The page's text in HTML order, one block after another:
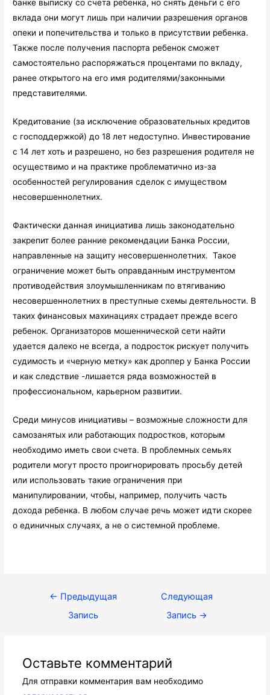
банке выписку со счета ребенка, но снять деньги с его
вклада они могут лишь при наличии разрешения органов
опеки и попечительства и только в присутствии ребенка.
Также после получения паспорта ребенок сможет
самостоятельно распоряжаться процентами по вкладу,
ранее открытого на его имя родителями/законными
представителями.
Кредитование (за исключение образовательных кредитов
с господдержкой) до 18 лет недоступно. Инвестирование
с 14 лет хоть и разрешено, но без разрешения родителя не
осуществимо и на практике проблематично из-за
особенностей регулирования сделок с имуществом
несовершеннолетних.
Фактически данная инициатива лишь законодательно
закрепит более ранние рекомендации Банка России,
направленные на защиту несовершеннолетних. Такое
ограничение может быть оправданным инструментом
противодействия злоумышленникам по втягиванию
несовершеннолетних в преступные схемы деятельности. В
таких финансовых махинациях страдает прежде всего
ребенок. Организаторов мошеннической сети найти
удается далеко не всегда, а подросток рискует получить
судимость и «черную метку» как дроппер у Банка России
и как следствие -лишается ряда возможностей в
профессиональном, карьерном развитии.
Среди минусов инициативы – возможные сложности для
самозанятых или работающих подростков, которым
необходимо иметь свои счета. В проблемных семьях
родители могут просто проигнорировать просьбу детей
или использовать такие ограничения при
манипулировании, чтобы, например, получить часть
дохода ребенка. В любом случае речь может идти скорее
о единичных случаях, а не о системной проблеме.
Навигация
← Предыдущая
Запись
Следующая
Запись →
Оставьте комментарий
Для отправки комментария вам необходимо